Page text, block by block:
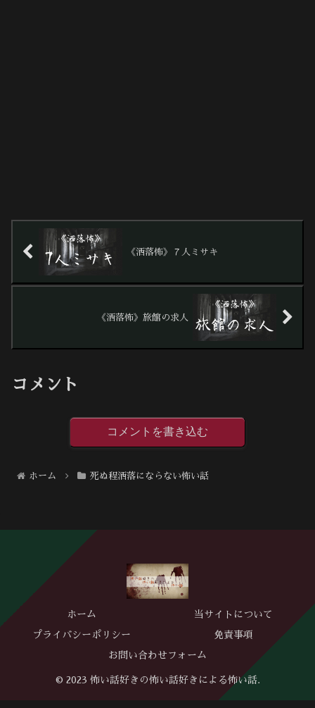
《洒落怖》７人ミサキ
《洒落怖》旅館の求人
コメント
コメントを書き込む
ホーム 死ぬ程洒落にならない怖い話
ホーム 当サイトについて
プライバシーポリシー 免責事項
お問い合わせフォーム
© 2023 怖い話好きの怖い話好きによる怖い話.